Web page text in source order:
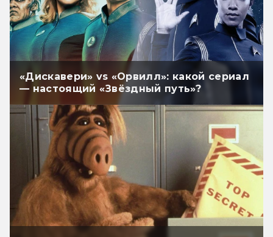
«Дискавери» vs «Орвилл»: какой сериал
— настоящий «Звёздный путь»?